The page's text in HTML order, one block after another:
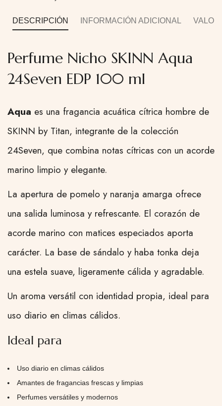
DESCRIPCIÓN INFORMACIÓN ADICIONAL
Perfume Nicho SKINN Aqua
24Seven EDP 100 ml
Aqua es una fragancia acuática cítrica hombre de
SKINN by Titan, integrante de la colección
24Seven, que combina notas cítricas con un acorde
marino limpio y elegante.
La apertura de pomelo y naranja amarga ofrece
una salida luminosa y refrescante. El corazón de
acorde marino con matices especiados aporta
carácter. La base de sándalo y haba tonka deja
una estela suave, ligeramente cálida y agradable.
Un aroma versátil con identidad propia, ideal para
uso diario en climas cálidos.
Ideal para
Uso diario en climas cálidos
Amantes de fragancias frescas y limpias
Perfumes versátiles y modernos